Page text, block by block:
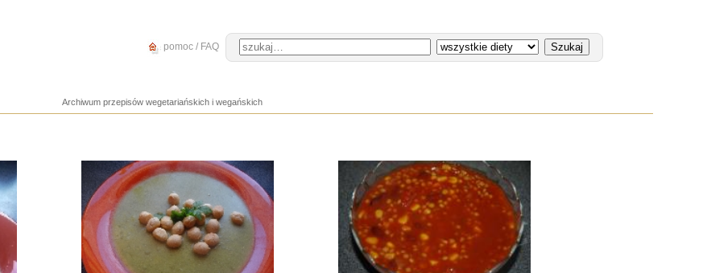
pomoc / FAQ
Archiwum przepisów wegetariańskich i wegańskich